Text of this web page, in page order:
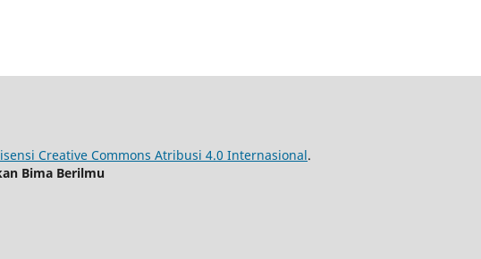
Creative Commons Atribusi 4.0 Internasional.
Bima Berilmu